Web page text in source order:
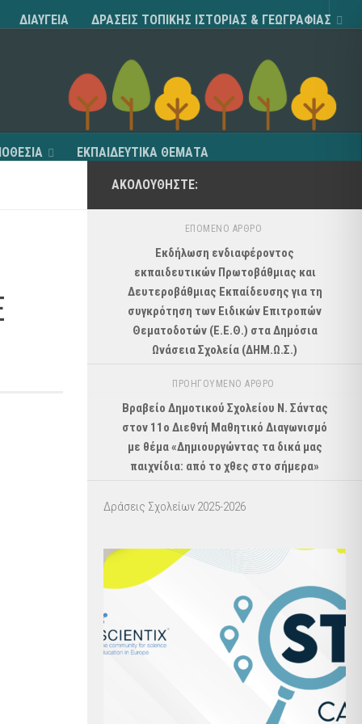
ΔΙΑΥΓΕΙΑ ΔΡΑΣΕΙΣ ΤΟΠΙΚΗΣ ΙΣΤΟΡΙΑΣ & ΓΕΩΓΡΑΦΙΑΣ
ΕΚΠΑΙΔΕΥΤΙΚΑ ΘΕΜΑΤΑ
ΑΚΟΛΟΥΘΉΣΤΕ:
ΕΠΌΜΕΝΟ ΆΡΘΡΟ
Εκδήλωση ενδιαφέροντος
εκπαιδευτικών Πρωτοβάθμιας και
Δευτεροβάθμιας Εκπαίδευσης για τη
συγκρότηση των Ειδικών Επιτροπών
Θεματοδοτών (Ε.Ε.Θ.) στα Δημόσια
Ωνάσεια Σχολεία (ΔΗΜ.Ω.Σ.)
ΠΡΟΗΓΟΎΜΕΝΟ ΆΡΘΡΟ
Βραβείο Δημοτικού Σχολείου Ν. Σάντας
στον 11ο Διεθνή Μαθητικό Διαγωνισμό
με θέμα «Δημιουργώντας τα δικά μας
παιχνίδια: από το χθες στο σήμερα»
Δράσεις Σχολείων 2025-2026